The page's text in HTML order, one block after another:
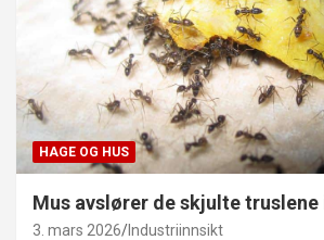
HAGE OG HUS
Mus avslører de skjulte
3. mars 2026 Industriinnsikt